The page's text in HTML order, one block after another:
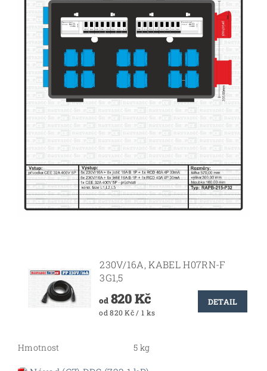
230V/16A, KABEL H07RN-F
3G1,5
od820 Kč
od 820 Kč / 1 ks
DETAIL
Hmotnost 5 kg